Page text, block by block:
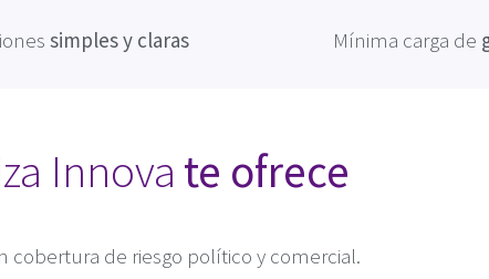
simples y claras Mínima carga de
Innova te ofrece
cobertura de riesgo político y comercial.